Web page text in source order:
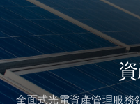
全面式光電資產管理服務